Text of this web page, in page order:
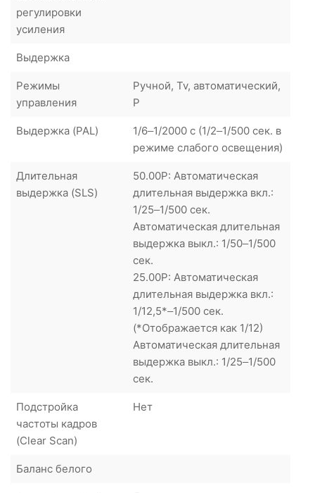
регулировки
усиления
Выдержка
Режимы
управления
Ручной, Tv, автоматический,
P
Выдержка (PAL)
1/6–1/2000 с (1/2–1/500 сек. в
режиме слабого освещения)
Длительная
выдержка (SLS)
50.00P: Автоматическая
длительная выдержка вкл.:
1/25–1/500 сек.
Автоматическая длительная
выдержка выкл.: 1/50–1/500
сек.
25.00P: Автоматическая
длительная выдержка вкл.:
1/12,5*–1/500 сек.
(*Отображается как 1/12)
Автоматическая длительная
выдержка выкл.: 1/25–1/500
сек.
Подстройка
частоты кадров
(Clear Scan)
Нет
Баланс белого